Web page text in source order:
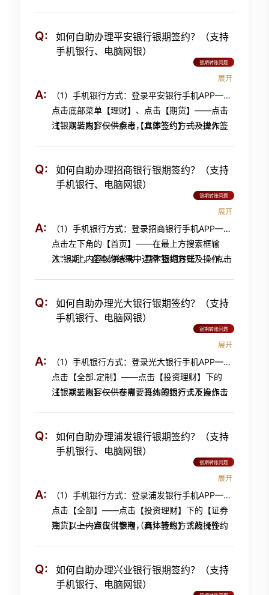
期货资金账号，阅读并同意《中国民生银行银期
转账服务协议》，点击【确认】——签约成功；
（2）电脑网银方式：进入民生银行官网
https://nper.cmbc.com.cn/pweb/static/login.html
——登录后选择【理财】，下拉菜单【银期直通
车】，点击【签约管理】——选择签约银行卡，
期货公司选择“中金财富”，输入期货资金账号，
Q:
如何自助办理平安银行银期签约？（支持
手机银行、电脑网银）
银期转账问题
展开
A:
（1）手机银行方式：登录平安银行手机APP——
点击底部菜单【理财】、点击【期货】——点击
【银期转账】——点击【立即签约】——进入签
务服务协议》，点击【下一步】——输入银行卡
取款密码——签约成功； （2）电脑网银方式：
https://bank.pingan.com/，
点击【个人网银登录】——登录后选择【投资理
财】，下拉菜单【其他】，点击【期货】——进
入【银期转账】，点击【账户管理】——点击右
上角【新增签约账户】——期货公司选择【中金
击【下一步】——输入期货资金密码、银行卡取
款密码，点击【确定】——签约成功。
注：以上内容仅供参考，具体签约方式及操作流
Q:
如何自助办理招商银行银期签约？（支持
手机银行、电脑网银）
银期转账问题
展开
A:
（1）手机银行方式：登录招商银行手机APP——
点击左下角的【首页】——在最上方搜索框输
入“银期”，在查询结果中选择“银期转账”——点击
通协议】——勾选【期货端活期转保证金】、
【期货端保证金转活期】，输入身份证号、保证
金账号（即期货资金账号）、保证金密码（即期
货资金密码）、取款密码（即银行卡取款密码）
——阅读并同意《银期转账协议》，点击【确
定】——签约成功； （2）电脑网银方式：进入
招商银行官网http://www.cmbchina.com/，点
户，点击【建立协议】——阅读并同意银期转账
协议条款——填写身份证号码，期货公司选择
【中金财富期货有限公司】，输入证件号码、期
货资金账号、期货资金密码、银行卡密码，点击
【建立】——签约成功。
注：以上内容仅供参考，具体签约方式及操作流
Q:
如何自助办理光大银行银期签约？（支持
手机银行、电脑网银）
银期转账问题
展开
A:
（1）手机银行方式：登录光大银行手机APP——
点击【全部.定制】——点击【投资理财】下的
【银期转账】——在需要签约的银行卡下方点击
同意《银期转账签约协议》，点击【下一步】
——签约成功； （2）电脑网银方式：进入光大
http://www.cebbank.com/，点击【个
人网银登录】——登录后选择【投资理财】，下
拉菜单【银期转账】——进入【账户管理】——
点击【签约银期转账】——期货公司处选择“中金
财富”，期货保证金账号处填写期货资金账号，阳
态密码，点击【下一步】——确认签约信息，输
入手机动态密码，点击【提交】——签约成功。
注：以上内容仅供参考，具体签约方式及操作流
Q:
如何自助办理浦发银行银期签约？（支持
手机银行、电脑网银）
银期转账问题
展开
A:
（1）手机银行方式：登录浦发银行手机APP——
点击【全部】——点击【投资理财】下的【证券
期货】——点击【银期（商）转账】下的【签约
——点击【确认签约】——签约成功； （2）电
脑网银方式：进入浦发银行官网
注：以上内容仅供参考，具体签约方式及操作流
Q:
如何自助办理兴业银行银期签约？（支持
手机银行、电脑网银）